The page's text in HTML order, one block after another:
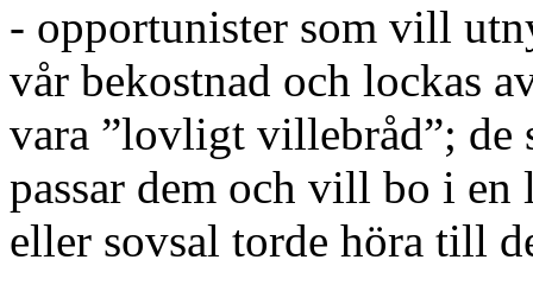
- opportunister som vill
vår bekostnad och lockas
vara ”lovligt villebråd”; de
passar dem och vill bo i
eller sovsal torde höra till